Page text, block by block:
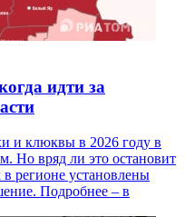
идти за
и клюквы в 2026 году в
Но вряд ли это остановит
регионе установлены
Подробнее – в